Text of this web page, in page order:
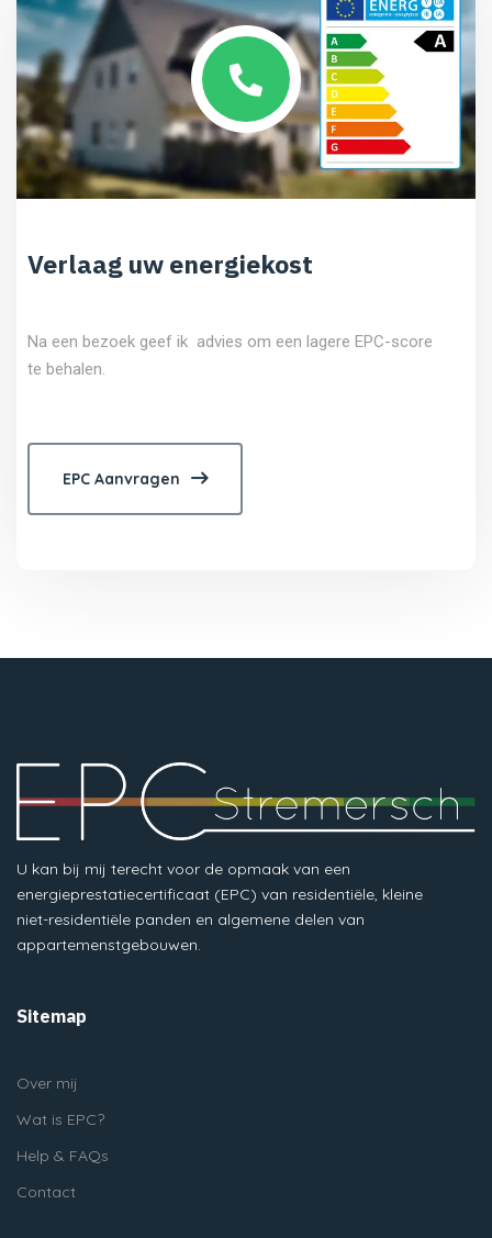
Verlaag uw energiekost
Na een bezoek geef ik advies om een lagere EPC-score
te behalen.
EPC Aanvragen
U kan bij mij terecht voor de opmaak van een
energieprestatiecertificaat (EPC) van residentiële, kleine
niet-residentiële panden en algemene delen van
appartemenstgebouwen.
Sitemap
Over mij
Wat is EPC?
Help & FAQs
Contact